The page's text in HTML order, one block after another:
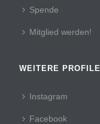
Spende
Mitglied werden!
WEITERE PROFILE
Instagram
Facebook